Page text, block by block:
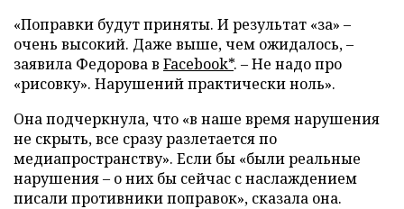
«Поправки будут приняты. И результат «за» –
очень высокий. Даже выше, чем ожидалось, –
заявила Федорова в Facebook*. – Не надо про
«рисовку». Нарушений практически ноль».
Она подчеркнула, что «в наше время нарушения
не скрыть, все сразу разлетается по
медиапространству». Если бы «были реальные
нарушения – о них бы сейчас с наслаждением
писали противники поправок», сказала она.